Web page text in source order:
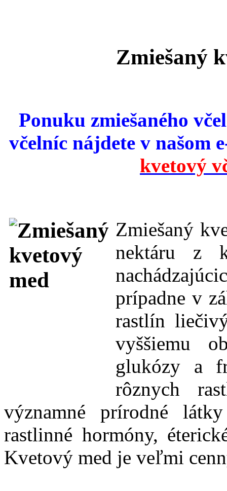
Zmiešaný
Ponuku zmiešaného
včelníc nájdete v našom
kvetový
Zmiešaný
nektáru z
prípadne v
rastlín
vyššiemu
glukózy a
rôznych
významné prírodné
rastlinné hormóny,
Kvetový med je veľmi